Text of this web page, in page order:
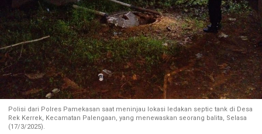
Polisi dari Polres Pamekasan saat meninjau lokasi ledakan septic tank di Desa
Rek Kerrek, Kecamatan Palengaan, yang menewaskan seorang balita, Selasa
(17/3/2025).